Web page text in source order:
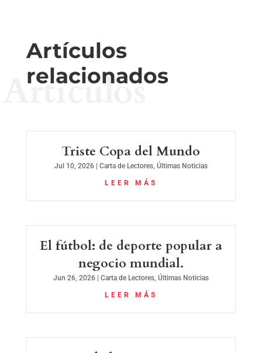
Artículos
relacionados
Artículos
Triste Copa del Mundo
Jul 10, 2026| Carta de Lectores, Últimas Noticias
LEER MÁS
El fútbol: de deporte popular a
negocio mundial.
Jun 26, 2026| Carta de Lectores, Últimas Noticias
LEER MÁS